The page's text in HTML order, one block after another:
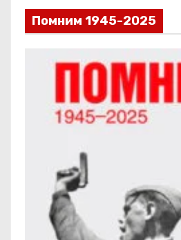
Помним 1945-2025